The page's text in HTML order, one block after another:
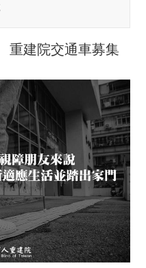
重建院交通車募集